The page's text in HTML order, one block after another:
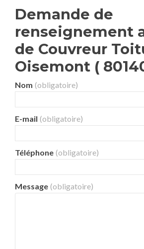
Demande de
renseignement
de Couvreur
Oisemont (
Nom (obligatoire)
E-mail (obligatoire)
Téléphone (obligatoire)
Message (obligatoire)